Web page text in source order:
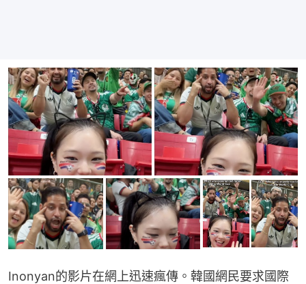
Inonyan的影片在網上迅速瘋傳。韓國網民要求國際